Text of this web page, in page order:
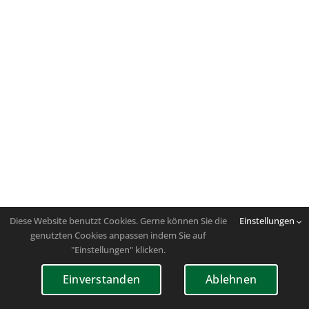
Diese Website benutzt Cookies. Gerne können Sie die
genutzten Cookies anpassen indem Sie auf
"Einstellungen" klicken.
Einstellungen
Einverstanden Ablehnen